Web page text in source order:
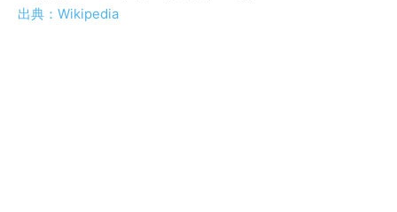
出典：Wikipedia